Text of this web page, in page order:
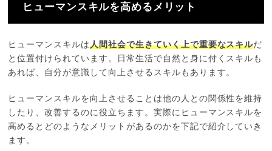
ヒューマンスキルを高めるメリット
ヒューマンスキルは人間社会で生きていく上で重要なスキルだ
と位置付けられています。日常生活で自然と身に付くスキルも
あれば、自分が意識して向上させるスキルもあります。
ヒューマンスキルを向上させることは他の人との関係性を維持
したり、改善するのに役立ちます。実際にヒューマンスキルを
高めるとどのようなメリットがあるのかを下記で紹介していき
ます。